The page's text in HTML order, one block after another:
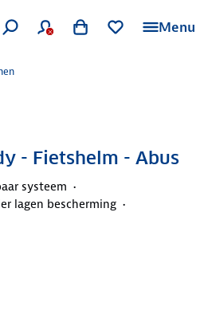
Menu
- Fietshelm - Abus
systeem
lagen bescherming